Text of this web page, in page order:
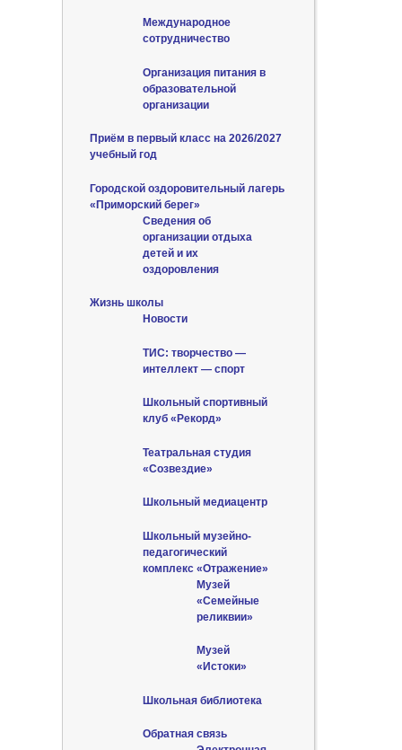
Международное
сотрудничество
Организация питания в
образовательной
организации
Приём в первый класс на 2026/2027
учебный год
Городской оздоровительный лагерь
«Приморский берег»
Сведения об
организации отдыха
детей и их
оздоровления
Жизнь школы
Новости
ТИС: творчество —
интеллект — спорт
Школьный спортивный
клуб «Рекорд»
Театральная студия
«Созвездие»
Школьный медиацентр
Школьный музейно-
педагогический
комплекс «Отражение»
Музей
«Семейные
реликвии»
Музей
«Истоки»
Школьная библиотека
Обратная связь